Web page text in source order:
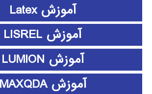
آموزش Latex
آموزش LISREL
آموزش LUMION
آموزش MAXQDA